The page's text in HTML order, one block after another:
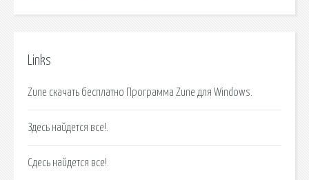
Links
Zune скачать бесплатно Программа Zune для Windows.
Здесь найдется все!.
Сдесь найдется все!.